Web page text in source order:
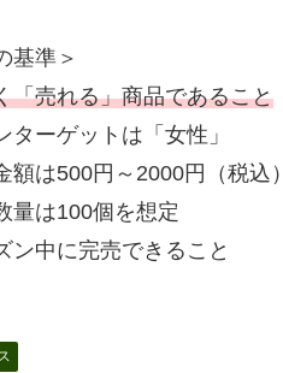
基準＞
「売れる」商品であること
ーゲットは「女性」
は500円～2000円（税込）
量は100個を想定
中に完売できること